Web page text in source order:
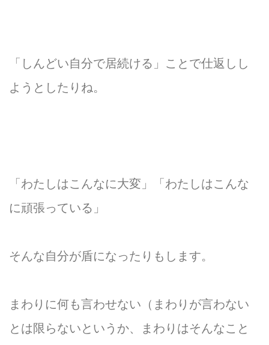
「しんどい自分で居続ける」ことで仕返しし
ようとしたりね。
「わたしはこんなに大変」「わたしはこんな
に頑張っている」
そんな自分が盾になったりもします。
まわりに何も言わせない（まわりが言わない
とは限らないというか、まわりはそんなこと